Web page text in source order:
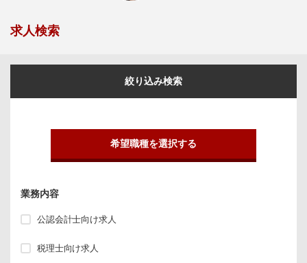
求人検索
絞り込み検索
希望職種を選択する
業務内容
公認会計士向け求人
税理士向け求人